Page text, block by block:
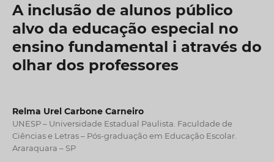
A inclusão de alunos público
alvo da educação especial no
ensino fundamental i através do
olhar dos professores
Relma Urel Carbone Carneiro
UNESP – Universidade Estadual Paulista. Faculdade de
Ciências e Letras – Pós-graduação em Educação Escolar.
Araraquara – SP